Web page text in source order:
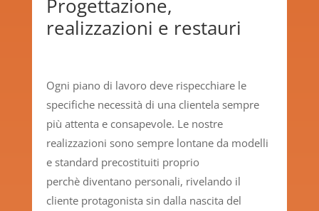
Progettazione,
realizzazioni e restauri
Ogni piano di lavoro deve rispecchiare le
specifiche necessità di una clientela sempre
più attenta e consapevole. Le nostre
realizzazioni sono sempre lontane da modelli
e standard precostituiti proprio
perchè diventano personali, rivelando il
cliente protagonista sin dalla nascita del